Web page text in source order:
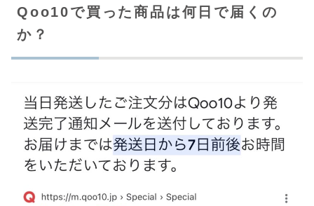
Qoo10で買った商品は何日で届くの
か？